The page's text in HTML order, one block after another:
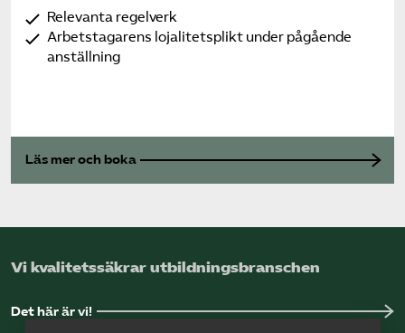
Relevanta regelverk
Arbetstagarens lojalitetsplikt under pågående
anställning
Läs mer och boka
Vi kvalitetssäkrar utbildningsbranschen
Det här är vi!